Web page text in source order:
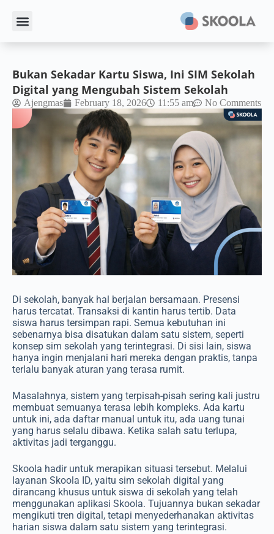
Bukan Sekadar Kartu Siswa, Ini SIM Sekolah
Digital yang Mengubah Sistem Sekolah
Ajengmas February 18, 2026 11:55 am No Comments
Di sekolah, banyak hal berjalan bersamaan. Presensi
harus tercatat. Transaksi di kantin harus tertib. Data
siswa harus tersimpan rapi. Semua kebutuhan ini
sebenarnya bisa disatukan dalam satu sistem, seperti
konsep sim sekolah yang terintegrasi. Di sisi lain, siswa
hanya ingin menjalani hari mereka dengan praktis, tanpa
terlalu banyak aturan yang terasa rumit.
Masalahnya, sistem yang terpisah-pisah sering kali justru
membuat semuanya terasa lebih kompleks. Ada kartu
untuk ini, ada daftar manual untuk itu, ada uang tunai
yang harus selalu dibawa. Ketika salah satu terlupa,
aktivitas jadi terganggu.
Skoola hadir untuk merapikan situasi tersebut. Melalui
layanan Skoola ID, yaitu sim sekolah digital yang
dirancang khusus untuk siswa di sekolah yang telah
menggunakan aplikasi Skoola. Tujuannya bukan sekadar
mengikuti tren digital, tetapi menyederhanakan aktivitas
harian siswa dalam satu sistem yang terintegrasi.